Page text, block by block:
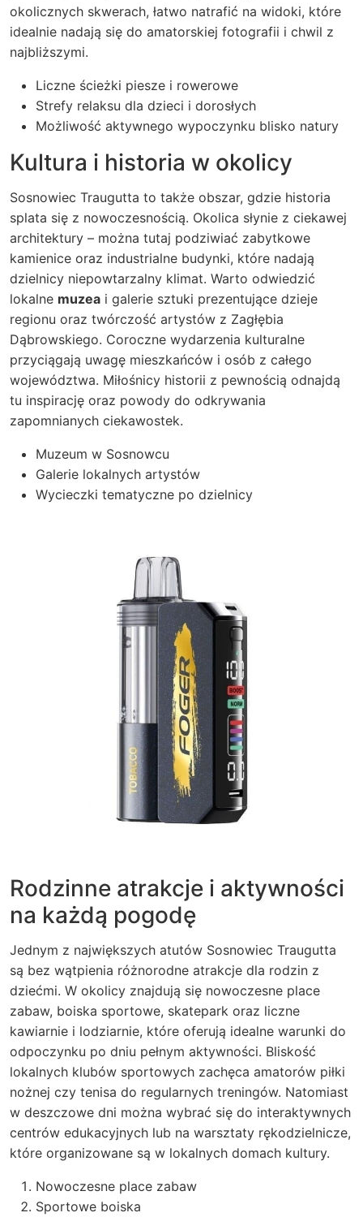
okolicznych skwerach, łatwo natrafić na widoki, które
idealnie nadają się do amatorskiej fotografii i chwil z
najbliższymi.
Liczne ścieżki piesze i rowerowe
Strefy relaksu dla dzieci i dorosłych
Możliwość aktywnego wypoczynku blisko natury
Kultura i historia w okolicy
Sosnowiec Traugutta to także obszar, gdzie historia
splata się z nowoczesnością. Okolica słynie z ciekawej
architektury – można tutaj podziwiać zabytkowe
kamienice oraz industrialne budynki, które nadają
dzielnicy niepowtarzalny klimat. Warto odwiedzić
lokalne muzea i galerie sztuki prezentujące dzieje
regionu oraz twórczość artystów z Zagłębia
Dąbrowskiego. Coroczne wydarzenia kulturalne
przyciągają uwagę mieszkańców i osób z całego
województwa. Miłośnicy historii z pewnością odnajdą
tu inspirację oraz powody do odkrywania
zapomnianych ciekawostek.
Muzeum w Sosnowcu
Galerie lokalnych artystów
Wycieczki tematyczne po dzielnicy
Rodzinne atrakcje i aktywności
na każdą pogodę
Jednym z największych atutów Sosnowiec Traugutta
są bez wątpienia różnorodne atrakcje dla rodzin z
dziećmi. W okolicy znajdują się nowoczesne place
zabaw, boiska sportowe, skatepark oraz liczne
kawiarnie i lodziarnie, które oferują idealne warunki do
odpoczynku po dniu pełnym aktywności. Bliskość
lokalnych klubów sportowych zachęca amatorów piłki
nożnej czy tenisa do regularnych treningów. Natomiast
w deszczowe dni można wybrać się do interaktywnych
centrów edukacyjnych lub na warsztaty rękodzielnicze,
które organizowane są w lokalnych domach kultury.
Nowoczesne place zabaw
Sportowe boiska